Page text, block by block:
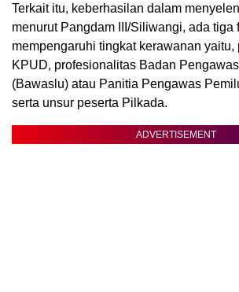
Terkait itu, keberhasilan dalam
menurut Pangdam III/Siliwangi, ada tiga
mempengaruhi tingkat kerawanan
KPUD, profesionalitas Badan
(Bawaslu) atau Panitia Pengawas
serta unsur peserta Pilkada.
ADVERTISEMENT